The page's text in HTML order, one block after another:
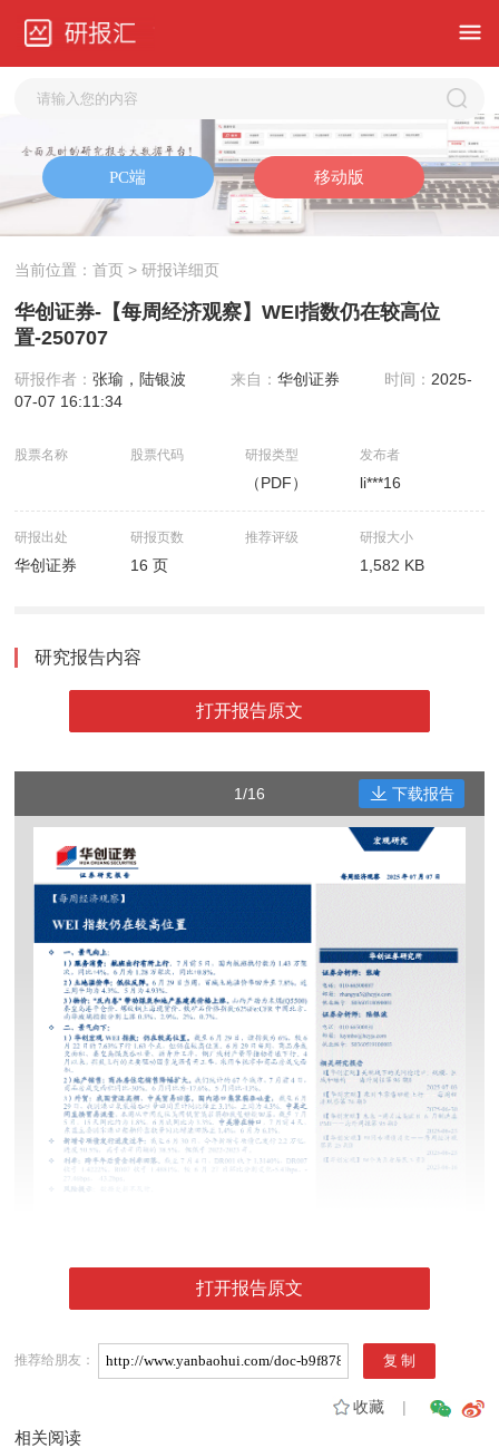
当前位置：首页 > 研报详细页
华创证券-【每周经济观察】WEI指数仍在较高位
置-250707
研报作者：张瑜，陆银波 来自：华创证券 时间： 2025-
07-07 16:11:34
股票名称 股票代码 研报类型
（PDF）
发布者
li***16
研报出处
华创证券
研报页数
16 页
推荐评级 研报大小
1,582 KB
研究报告内容
打开报告原文
1/16 下载报告
打开报告原文
推荐给朋友：
收藏|
相关阅读